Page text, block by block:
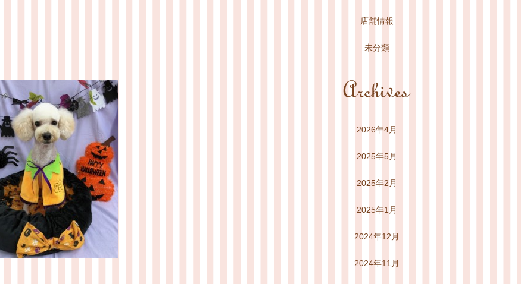
店舗情報
未分類
2026年4月
2025年5月
2025年2月
2025年1月
2024年12月
2024年11月